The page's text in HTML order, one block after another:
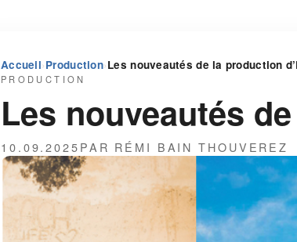
Accueil›Production›Les nouveautés de la production
PRODUCTION
Les nouveautés
10.09.2025PAR RÉMI BAIN THOUVEREZ